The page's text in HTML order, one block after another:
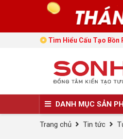
Tìm Hiểu Cấu Tạo Bồn
DANH MỤC SẢN
Trang chủ Tin tức